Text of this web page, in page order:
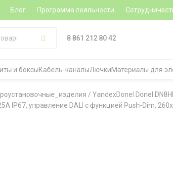
Блог Программа лояльности
8 861 212 80 42
и боксыКабель-каналыЛючкиМатериалы для
/ YandexDonel Donel
IP67, управление DALI с функцией Push-Dim,